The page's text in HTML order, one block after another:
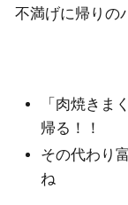
不満げに帰りの
「肉焼きま
帰る！！
その代わり
ね